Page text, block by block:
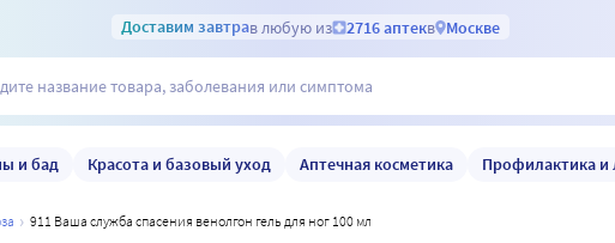
Доставим завтрав любую из 2716 аптекв Москве
и бад Красота и базовый уход Аптечная косметика Профилактика и
911 Ваша служба спасения венолгон гель для ног 100 мл